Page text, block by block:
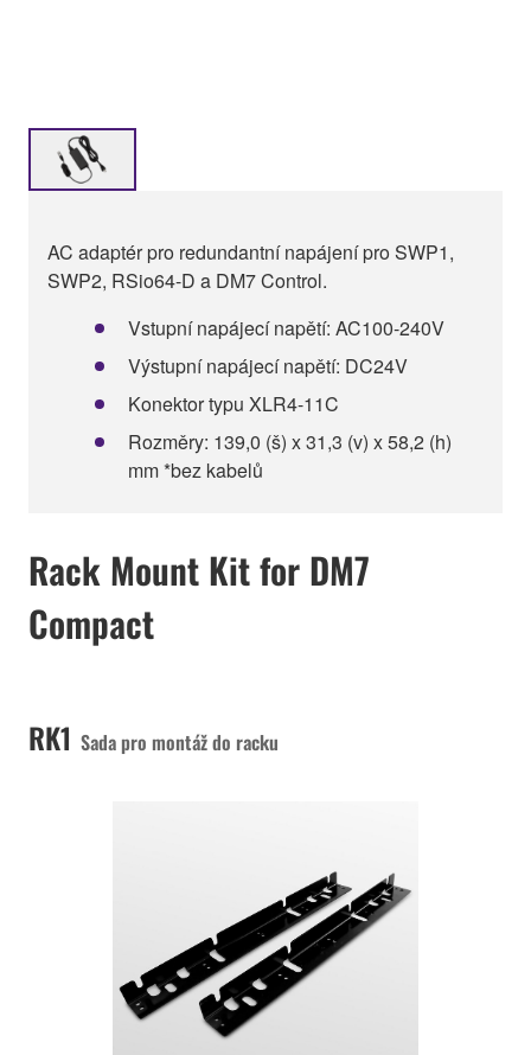
AC adaptér pro redundantní napájení pro SWP1,
SWP2, RSio64-D a DM7 Control.
Vstupní napájecí napětí: AC100-240V
Výstupní napájecí napětí: DC24V
Konektor typu XLR4-11C
Rozměry: 139,0 (š) x 31,3 (v) x 58,2 (h)
mm *bez kabelů
Rack Mount Kit for DM7
Compact
RK1 Sada pro montáž do racku